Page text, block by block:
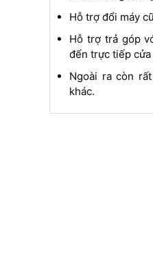
Hỗ trợ đổi máy
Hỗ trợ trả góp
đến trực tiếp
Ngoài ra còn
khác.